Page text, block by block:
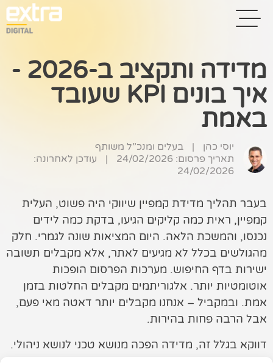
בית
בניית אתרים
קידום אתרים
פרסום בגוגל
רשתות חברתיות
שיווק לאתרי
סחר
קייס סטאדי
תיק עבודות
צור קשר
מדידה ותקציב ב-2026 -
איך בונים KPI שעובד
באמת
יוסי כהן |
בעלים ומנכ”ל משותף
תאריך פרסום: 24/02/2026
|
עודכן לאחרונה:
24/02/2026
בעבר תהליך מדידת קמפיין שיווקי היה פשוט, העלית
קמפיין, ראית כמה קליקים הגיעו, בדקת כמה לידים
נכנסו, והמשכת הלאה. היום המציאות שונה לגמרי. חלק
מהגולשים בכלל לא מגיעים לאתר, אלא מקבלים תשובה
ישירות בדף החיפוש. מערכות הפרסום הופכות
אוטומטיות יותר. אלגוריתמים מקבלים החלטות בזמן
אמת. ובמקביל – אנחנו מקבלים יותר דאטה מאי פעם,
אבל הרבה פחות בהירות.
דווקא בגלל זה, מדידה הפכה מנושא טכני לנושא ניהולי.